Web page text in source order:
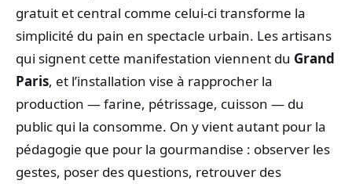
gratuit et central comme celui‑ci transforme la
simplicité du pain en spectacle urbain. Les artisans
qui signent cette manifestation viennent du Grand
Paris, et l’installation vise à rapprocher la
production — farine, pétrissage, cuisson — du
public qui la consomme. On y vient autant pour la
pédagogie que pour la gourmandise : observer les
gestes, poser des questions, retrouver des